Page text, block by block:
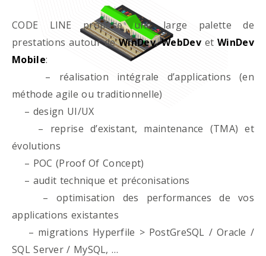
CODE LINE propose une large palette de
prestations autour deWinDev,WebDevet WinDev
Mobile:
– réalisation intégrale d’applications (en
méthode agile ou traditionnelle)
– design UI/UX
– reprise d’existant, maintenance (TMA) et
évolutions
– POC (Proof Of Concept)
– audit technique et préconisations
– optimisation des performances de vos
applications existantes
– migrations Hyperfile > PostGreSQL / Oracle /
SQL Server / MySQL, …